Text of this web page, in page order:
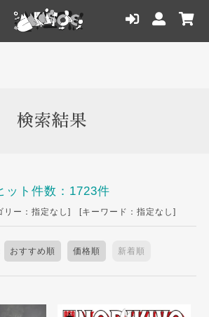
検索結果
ット件数：1723件
リー：指定なし] [キーワード：指定なし]
おすすめ順 価格順 新着順